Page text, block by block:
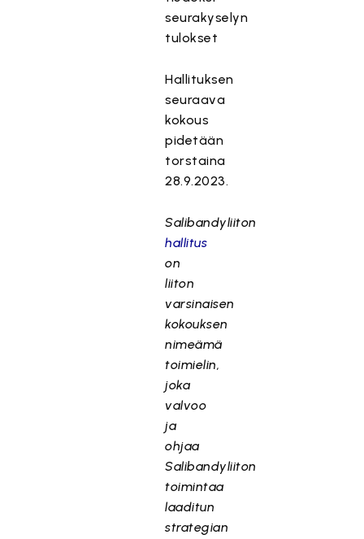
seurakyselyn
tulokset
Hallituksen
seuraava
kokous
pidetään
torstaina
28.9.2023.
Salibandyliiton
hallitus
on
liiton
varsinaisen
kokouksen
nimeämä
toimielin,
joka
valvoo
ja
ohjaa
Salibandyliiton
toimintaa
laaditun
strategian